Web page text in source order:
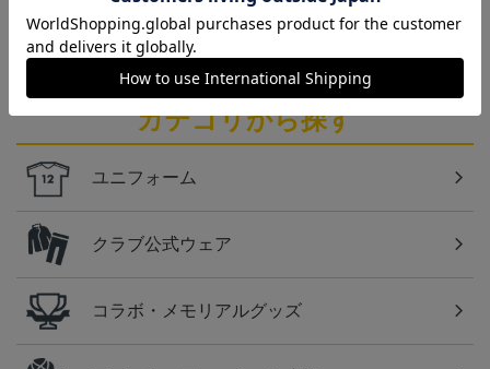
ベガルタ仙台のスクール生向けのグッズを取り扱い
しております！
カテゴリから探す
ユニフォーム
クラブ公式ウェア
コラボ・メモリアルグッズ